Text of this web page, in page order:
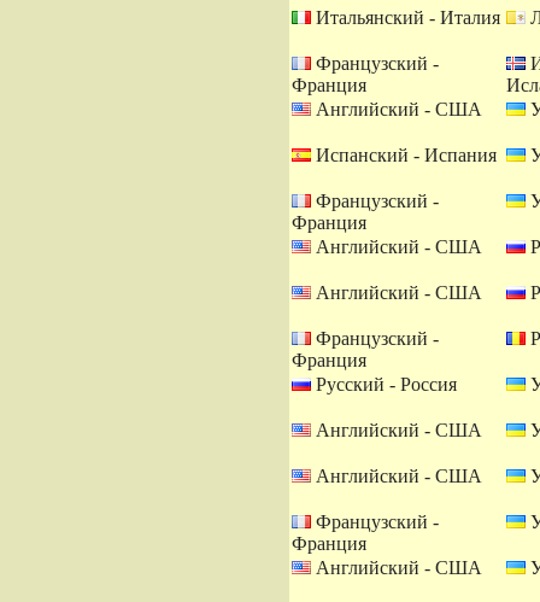
Итальянский - Италия
Французский -
Франция
Английский - США
Испанский - Испания
Французский -
Франция
Английский - США
Английский - США
Французский -
Франция
Русский - Россия
Английский - США
Английский - США
Французский -
Франция
Английский - США